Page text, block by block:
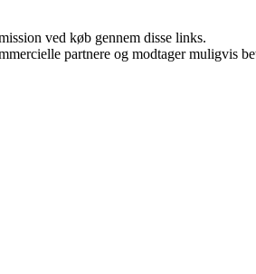
ved køb gennem disse links.
partnere og modtager muligvis